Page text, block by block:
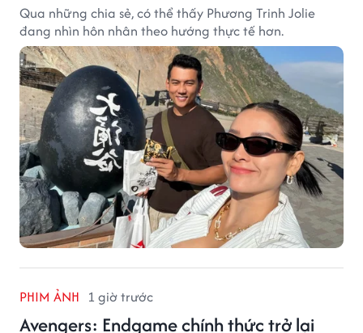
Qua những chia sẻ, có thể thấy Phương Trinh Jolie
đang nhìn hôn nhân theo hướng thực tế hơn.
PHIM ẢNH 1 giờ trước
Avengers: Endgame chính thức trở lại